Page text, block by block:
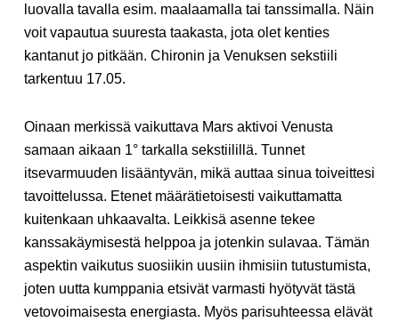
luovalla tavalla esim. maalaamalla tai tanssimalla. Näin
voit vapautua suuresta taakasta, jota olet kenties
kantanut jo pitkään. Chironin ja Venuksen sekstiili
tarkentuu 17.05.
Oinaan merkissä vaikuttava Mars aktivoi Venusta
samaan aikaan 1° tarkalla sekstiilillä. Tunnet
itsevarmuuden lisääntyvän, mikä auttaa sinua toiveittesi
tavoittelussa. Etenet määrätietoisesti vaikuttamatta
kuitenkaan uhkaavalta. Leikkisä asenne tekee
kanssakäymisestä helppoa ja jotenkin sulavaa. Tämän
aspektin vaikutus suosiikin uusiin ihmisiin tutustumista,
joten uutta kumppania etsivät varmasti hyötyvät tästä
vetovoimaisesta energiasta. Myös parisuhteessa elävät